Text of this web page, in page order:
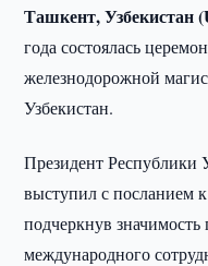
Ташкент,
года состоялась
железнодорожной
Узбекистан.
Президент Республики
выступил с посланием
подчеркнув значимость
международного